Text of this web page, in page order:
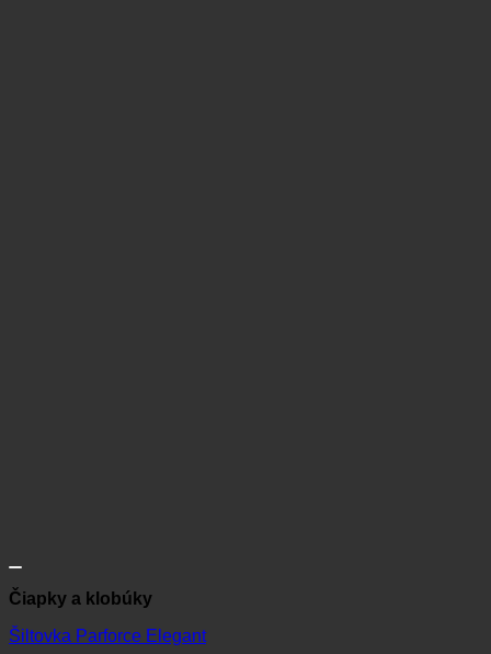
Čiapky a klobúky
Šiltovka Parforce Elegant